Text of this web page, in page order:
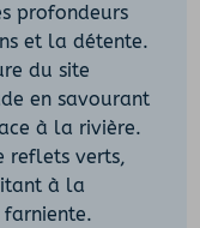
profondeurs
et la détente.
du site
en savourant
à la rivière.
reflets verts,
à la